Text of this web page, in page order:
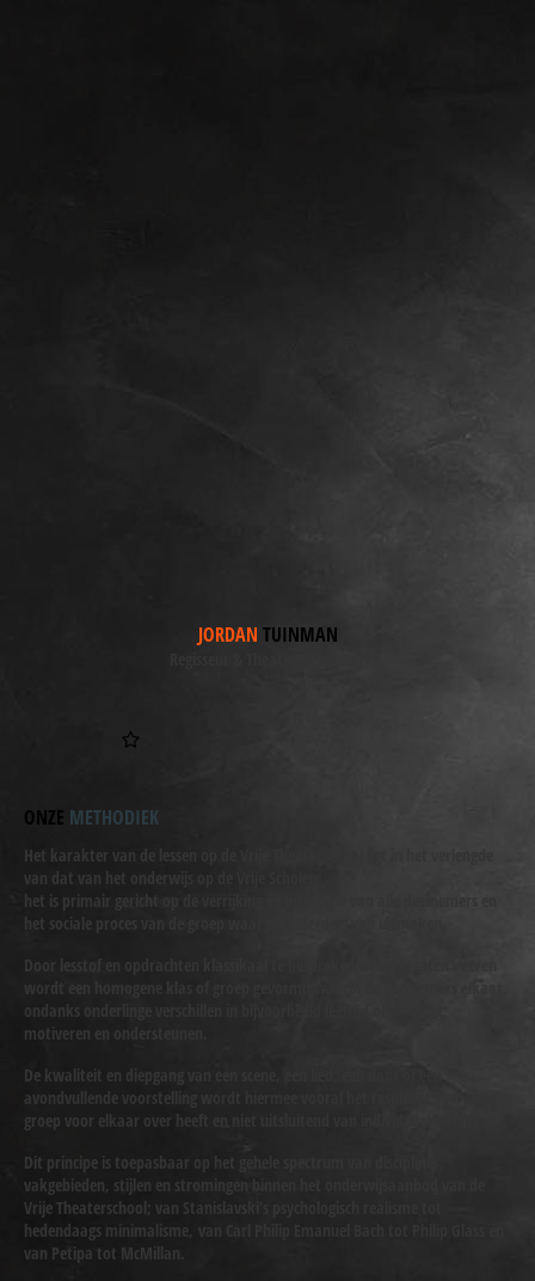
JORDAN TUINMAN
ONZE METHODIEK
Het karakter van de lessen op de Vrije Theaterschool ligt in het verlengde
van dat van het onderwijs op de Vrije Scholen;
het is primair gericht op de verrijking en inspiratie van alle deelnemers en
het sociale proces van de groep waar zij onderdeel van uitmaken.
ondanks onderlinge verschillen in bijvoorbeeld leeftijd of ervaring,
motiveren en ondersteunen.
De kwaliteit en diepgang van een scene, een lied, een dans of een
avondvullende voorstelling wordt hiermee vooral het resultaat van wat de
groep voor elkaar over heeft en niet uitsluitend van individueel talent.
Dit principe is toepasbaar op het gehele spectrum van disciplines,
vakgebieden, stijlen en stromingen binnen het onderwijsaanbod van de
Vrije Theaterschool; van Stanislavski’s psychologisch realisme tot
hedendaags minimalisme, van Carl Philip Emanuel Bach tot Philip Glass en
van Petipa tot McMillan.